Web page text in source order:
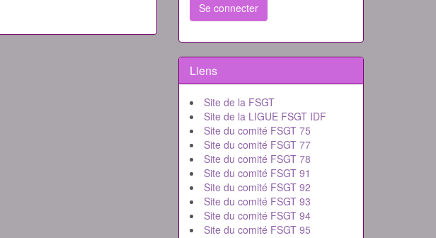
Se connecter
Liens
Site de la FSGT
Site de la LIGUE FSGT IDF
Site du comité FSGT 75
Site du comité FSGT 77
Site du comité FSGT 78
Site du comité FSGT 91
Site du comité FSGT 92
Site du comité FSGT 93
Site du comité FSGT 94
Site du comité FSGT 95